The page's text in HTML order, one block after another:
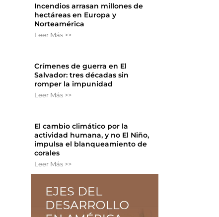
Incendios arrasan millones de
hectáreas en Europa y
Norteamérica
Leer Más >>
Crímenes de guerra en El
Salvador: tres décadas sin
romper la impunidad
Leer Más >>
El cambio climático por la
actividad humana, y no El Niño,
impulsa el blanqueamiento de
corales
Leer Más >>